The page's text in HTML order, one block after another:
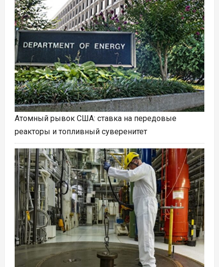
Атомный рывок США: ставка на передовые
реакторы и топливный суверенитет